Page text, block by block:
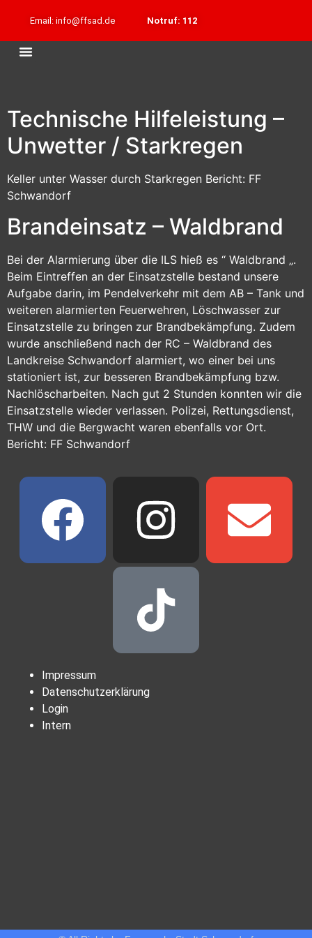
Email: info@ffsad.de Notruf: 112
Technische Hilfeleistung –
Unwetter / Starkregen
Keller unter Wasser durch Starkregen Bericht: FF
Schwandorf
Brandeinsatz – Waldbrand
Bei der Alarmierung über die ILS hieß es “ Waldbrand „.
Beim Eintreffen an der Einsatzstelle bestand unsere
Aufgabe darin, im Pendelverkehr mit dem AB – Tank und
weiteren alarmierten Feuerwehren, Löschwasser zur
Einsatzstelle zu bringen zur Brandbekämpfung. Zudem
wurde anschließend nach der RC – Waldbrand des
Landkreise Schwandorf alarmiert, wo einer bei uns
stationiert ist, zur besseren Brandbekämpfung bzw.
Nachlöscharbeiten. Nach gut 2 Stunden konnten wir die
Einsatzstelle wieder verlassen. Polizei, Rettungsdienst,
THW und die Bergwacht waren ebenfalls vor Ort.
Bericht: FF Schwandorf
Impressum
Datenschutzerklärung
Login
Intern